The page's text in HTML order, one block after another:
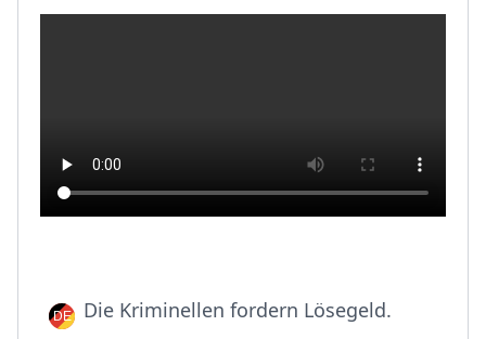
Die Kriminellen fordern Lösegeld.